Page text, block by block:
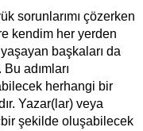
sorunlarımı çözerken
kendim her yerden
başkaları da
adımları
herhangi bir
Yazar(lar) veya
şekilde oluşabilecek